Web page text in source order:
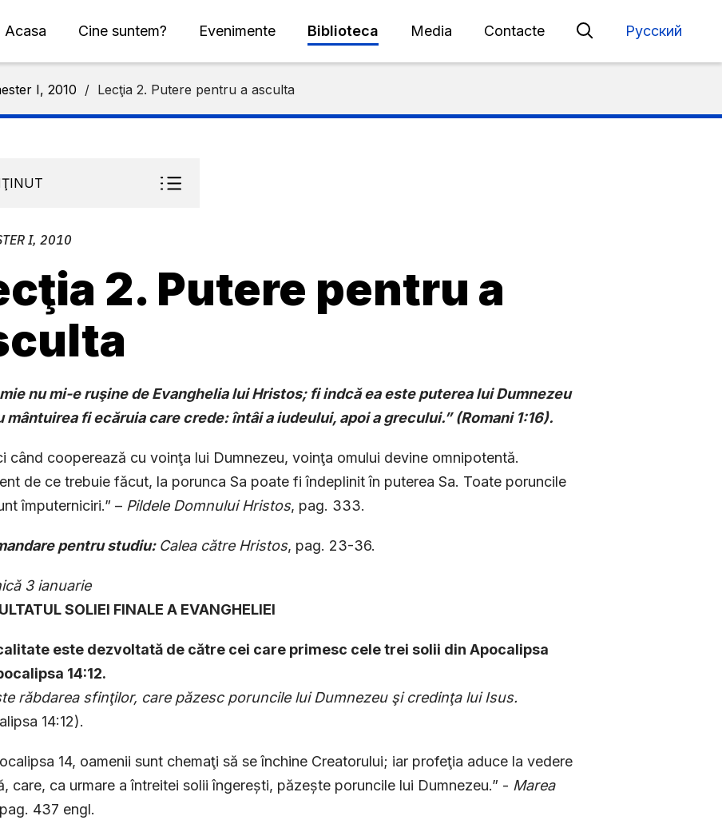
Acasa Cine suntem? Evenimente Biblioteca Media Contacte Русский
I, 2010 / Lecţia 2. Putere pentru a asculta
I, 2010
2. Putere pentru a
nu mi-e ruşine de Evanghelia lui Hristos; fi indcă ea este puterea lui Dumnezeu
mântuirea fi ecăruia care crede: întâi a iudeului, apoi a grecului.”(Romani 1:16).
când cooperează cu voinţa lui Dumnezeu, voinţa omului devine omnipotentă.
de ce trebuie făcut, la porunca Sa poate fi îndeplinit în puterea Sa. Toate poruncile
împuterniciri.” – Pildele Domnului Hristos, pag. 333.
pentru studiu: Calea către Hristos, pag. 23-36.
3 ianuarie
SOLIEI FINALE A EVANGHELIEI
este dezvoltată de către cei care primesc cele trei solii din Apocalipsa
14:12.
răbdarea sfinţilor, care păzesc poruncile lui Dumnezeu şi credinţa lui Isus.
14:12).
14, oamenii sunt chemaţi să se închine Creatorului; iar profeţia aduce la vedere
care, ca urmare a întreitei solii îngerești, păzește poruncile lui Dumnezeu.” - Marea
437 engl.